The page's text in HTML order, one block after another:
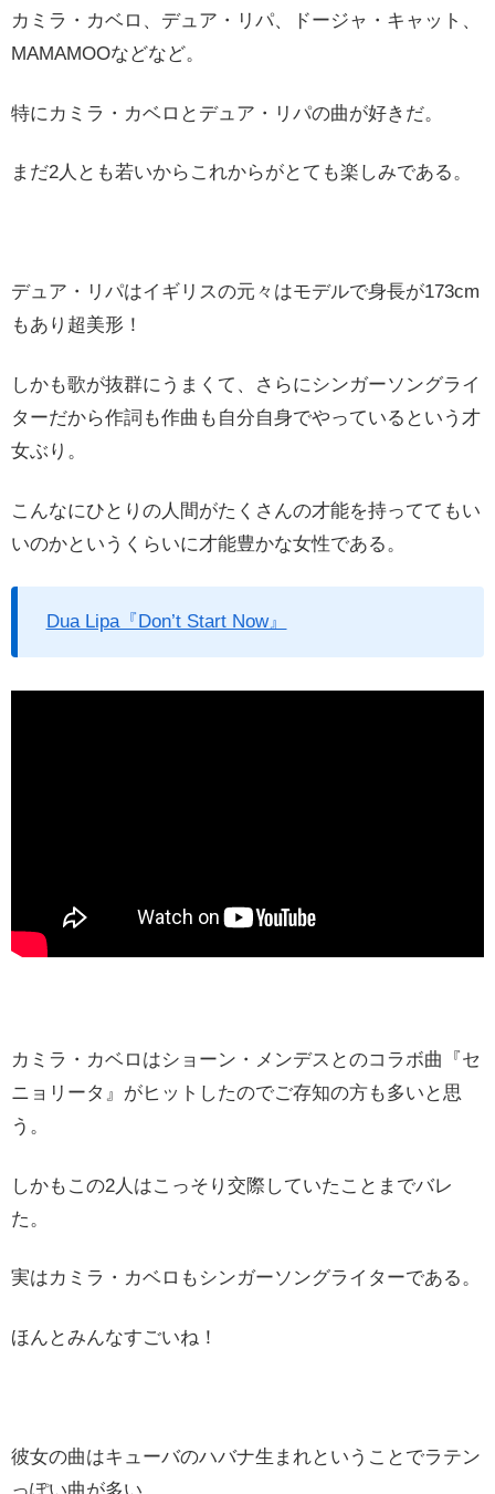
カミラ・カベロ、デュア・リパ、ドージャ・キャット、
MAMAMOOなどなど。
特にカミラ・カベロとデュア・リパの曲が好きだ。
まだ2人とも若いからこれからがとても楽しみである。
デュア・リパはイギリスの元々はモデルで身長が173cm
もあり超美形！
しかも歌が抜群にうまくて、さらにシンガーソングライ
ターだから作詞も作曲も自分自身でやっているという才
女ぶり。
こんなにひとりの人間がたくさんの才能を持っててもい
いのかというくらいに才能豊かな女性である。
Dua Lipa『Don’t Start Now』
カミラ・カベロはショーン・メンデスとのコラボ曲『セ
ニョリータ』がヒットしたのでご存知の方も多いと思
う。
しかもこの2人はこっそり交際していたことまでバレ
た。
実はカミラ・カベロもシンガーソングライターである。
ほんとみんなすごいね！
彼女の曲はキューバのハバナ生まれということでラテン